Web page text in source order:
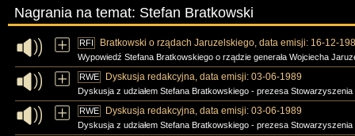
Nagrania na temat: Stefan Bratkowski
RFI Bratkowski o rządach Jaruzelskiego, data emisji: 16-12-
Wypowiedź Stefana Bratkowskiego o rządzie generała Wojciecha
RWE Dyskusja redakcyjna, data emisji: 03-06-1989
Dyskusja z udziałem Stefana Bratkowskiego - prezesa
RWE Dyskusja redakcyjna, data emisji: 03-06-1989
Dyskusja z udziałem Stefana Bratkowskiego - prezesa